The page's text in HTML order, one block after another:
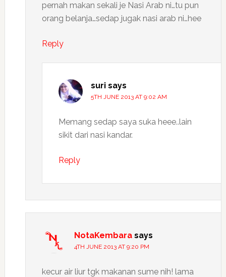
pernah makan sekali je Nasi Arab ni…tu pun
orang belanja…sedap jugak nasi arab ni…hee
Reply
suri says
5TH JUNE 2013 AT 9:02 AM
Memang sedap saya suka heee..lain
sikit dari nasi kandar.
Reply
NotaKembara says
4TH JUNE 2013 AT 9:20 PM
kecur air liur tgk makanan sume nih! lama